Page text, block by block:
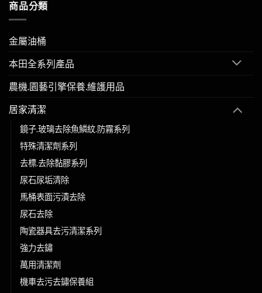
商品分類
金屬油桶
本田全系列產品
農機.園藝引擎保養.維護用品
居家清潔
鏡子.玻璃去除魚鱗紋.防霧系列
特殊清潔劑系列
去標.去除黏膠系列
尿石尿垢清除
馬桶表面污漬去除
尿石去除
陶瓷器具去污清潔系列
強力去鏽
萬用清潔劑
機車去污去鏽保養組